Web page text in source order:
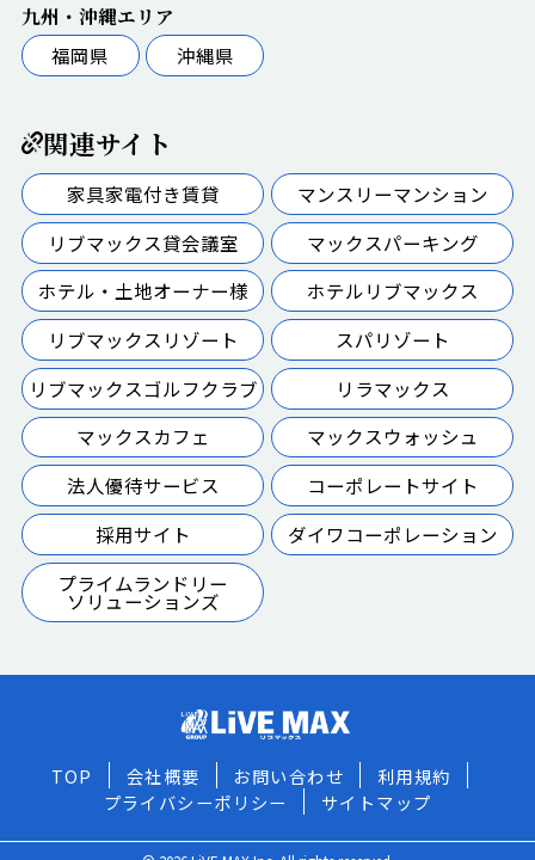
九州・沖縄エリア
福岡県
沖縄県
関連サイト
家具家電付き賃貸
マンスリーマンション
リブマックス貸会議室
マックスパーキング
ホテル・土地オーナー様
ホテルリブマックス
リブマックスリゾート
スパリゾート
リブマックスゴルフクラブ
リラマックス
マックスカフェ
マックスウォッシュ
法人優待サービス
コーポレートサイト
採用サイト
ダイワコーポレーション
プライムランドリー
ソリューションズ
TOP 会社概要 お問い合わせ
利用規約
プライバシーポリシー
サイトマップ